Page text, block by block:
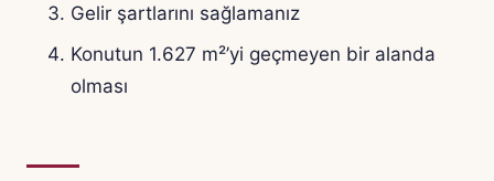
Gelir şartlarını sağlamanız
Konutun 1.627 m²’yi geçmeyen bir alanda
olması